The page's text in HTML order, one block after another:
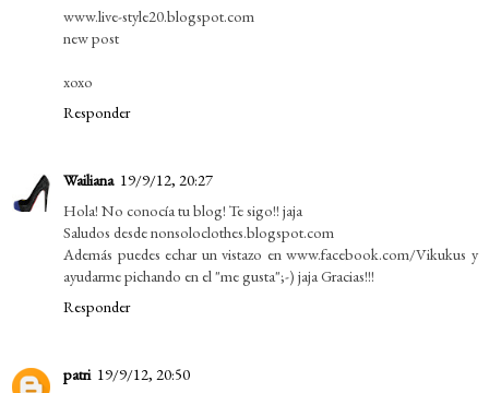
www.live-style20.blogspot.com
new post
xoxo
Responder
Wailiana 19/9/12, 20:27
Hola! No conocía tu blog! Te sigo!! jaja
Saludos desde nonsoloclothes.blogspot.com
Además puedes echar un vistazo en www.facebook.com/Vikukus y
ayudarme pichando en el "me gusta";-) jaja Gracias!!!
Responder
patri 19/9/12, 20:50